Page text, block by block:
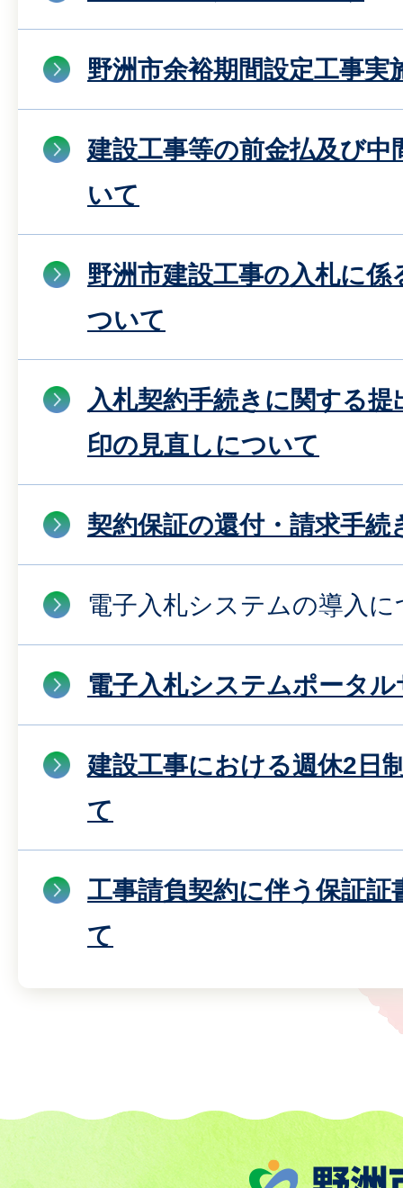
野洲市余裕期間設定工事実
建設工事等の前金払及び中
いて
野洲市建設工事の入札に係
ついて
入札契約手続きに関する
印の見直しについて
契約保証の還付・請求手続
電子入札システムの導入に
電子入札システムポータ
建設工事における週休2日
て
工事請負契約に伴う保証証
て